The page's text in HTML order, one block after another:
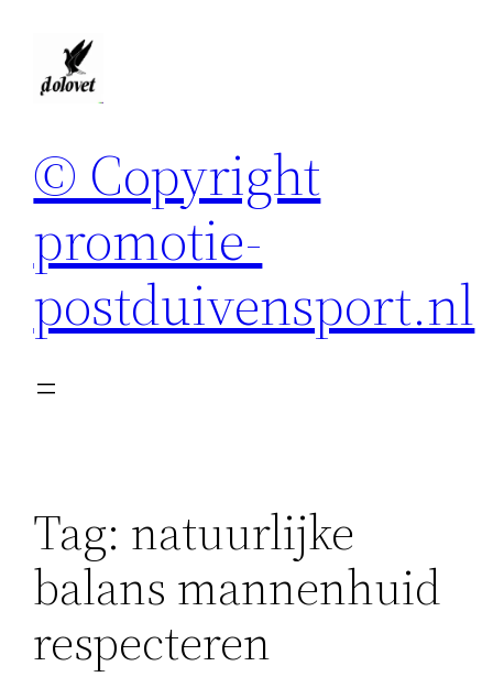
© Copyright
promotie-
postduivensport.nl
Tag: natuurlijke
balans mannenhuid
respecteren